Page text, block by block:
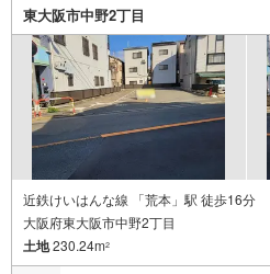
ーダム八尾店 ----*----*----*--
東大阪市中野2丁目
近鉄けいはんな線 「荒本」駅 徒歩16分
大阪府東大阪市中野2丁目
土地230.24m2